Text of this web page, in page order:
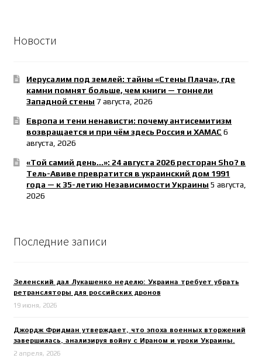
Новости
Иерусалим под землей: тайны «Стены Плача», где
камни помнят больше, чем книги — тоннели
Западной стены 7 августа, 2026
Европа и тени ненависти: почему антисемитизм
возвращается и при чём здесь Россия и ХАМАС 6
августа, 2026
«Той самий день…»: 24 августа 2026 ресторан Sho? в
Тель-Авиве превратится в украинский дом 1991
года — к 35-летию Независимости Украины 5 августа,
2026
Последние записи
Зеленский дал Лукашенко неделю: Украина требует убрать
ретрансляторы для российских дронов
19 июня, 2026
Джордж Фридман утверждает, что эпоха военных вторжений
завершилась, анализируя войну с Ираном и уроки Украины.
2 апреля, 2026